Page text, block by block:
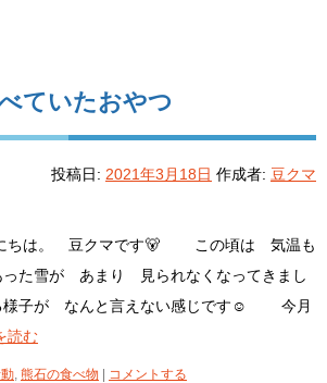
ていたおやつ
投稿日: 2021年3月18日 作成者: 豆クマ
は。 豆クマです🐻 この頃は 気温も
った雪が あまり 見られなくなってきまし
様子が なんと言えない感じです☺ 今月
読む
, 熊石の食べ物 コメントする